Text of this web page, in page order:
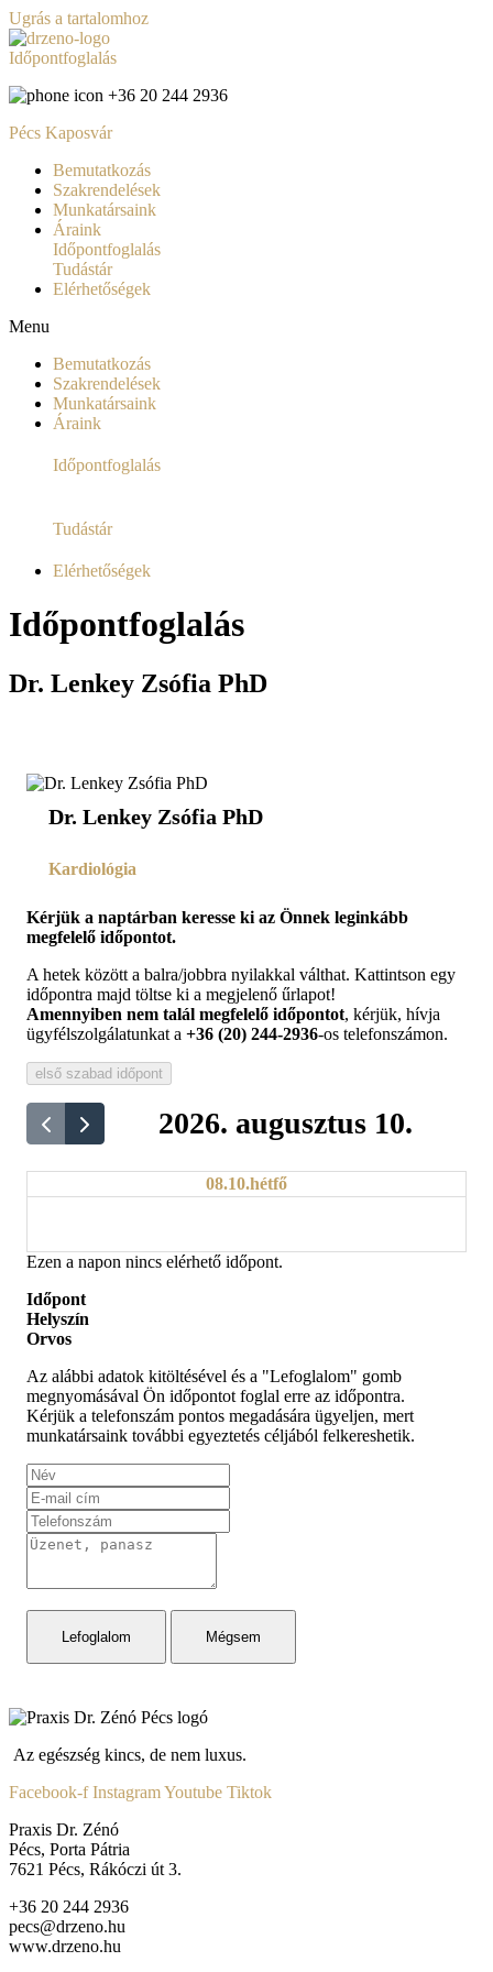
Ugrás a tartalomhoz
Időpontfoglalás
+36 20 244 2936
Pécs Kaposvár
Bemutatkozás
Szakrendelések
Munkatársaink
Áraink
Időpontfoglalás
Tudástár
Elérhetőségek
Menu
Bemutatkozás
Szakrendelések
Munkatársaink
Áraink
Időpontfoglalás
Tudástár
Elérhetőségek
Időpontfoglalás
Dr. Lenkey Zsófia PhD
Dr. Lenkey Zsófia PhD
Kardiológia
Kérjük a naptárban keresse ki az Önnek leginkább
megfelelő időpontot.
A hetek között a balra/jobbra nyilakkal válthat. Kattintson egy
időpontra majd töltse ki a megjelenő űrlapot!
Amennyiben nem talál megfelelő időpontot, kérjük, hívja
ügyfélszolgálatunkat a +36 (20) 244-2936-os telefonszámon.
első szabad időpont
2026. augusztus 10.
08.10.hétfő
Ezen a napon nincs elérhető időpont.
Időpont
Helyszín
Orvos
Az alábbi adatok kitöltésével és a "Lefoglalom" gomb
megnyomásával Ön időpontot foglal erre az időpontra.
Kérjük a telefonszám pontos megadására ügyeljen, mert
munkatársaink további egyeztetés céljából felkereshetik.
Lefoglalom Mégsem
Az egészség kincs, de nem luxus.
Facebook-f InstagramYoutube Tiktok
Praxis Dr. Zénó
Pécs, Porta Pátria
7621 Pécs, Rákóczi út 3.
+36 20 244 2936
pecs@drzeno.hu
www.drzeno.hu